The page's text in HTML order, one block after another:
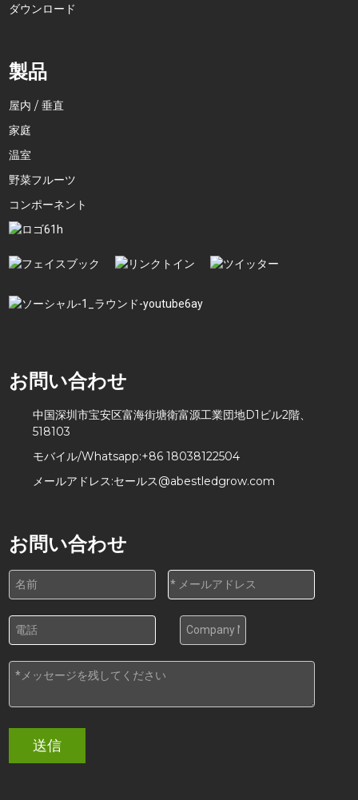
ダウンロード
製品
屋内 / 垂直
家庭
温室
野菜フルーツ
コンポーネント
お問い合わせ
中国深圳市宝安区富海街塘衛富源工業団地D1ビル2階、
518103
モバイル/Whatsapp:+86 18038122504
メールアドレス:セールス@abestledgrow.com
お問い合わせ
送信